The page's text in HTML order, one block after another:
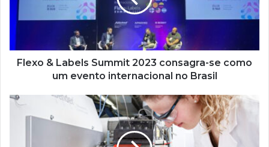
consagra-
se
um
evento
internacional
Brasil
Flexo & Labels Summit 2023 consagra-se como
um evento internacional no Brasil
Melhorando